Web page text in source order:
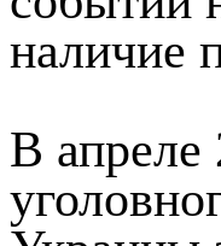
Бенсуда
событий
наличие